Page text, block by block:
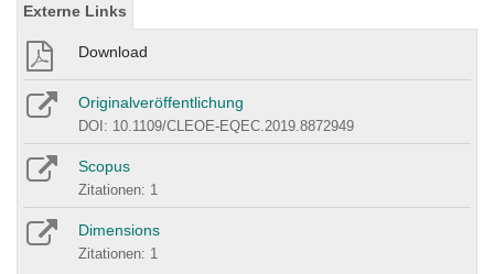
Externe Links
Download
Originalveröffentlichung
DOI: 10.1109/CLEOE-EQEC.2019.8872949
Scopus
Zitationen: 1
Dimensions
Zitationen: 1